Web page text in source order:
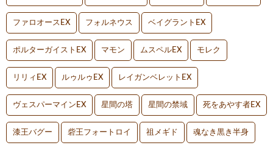
ファロオースEX フォルネウス ベイグラントEX
ポルターガイストEX マモン ムスペルEX モレク
リリィEX ルゥルゥEX レイガンベレットEX
ヴェスパーマインEX 星間の塔 星間の禁域 死をあやす者EX
漆王バグー 砦王フォートロイ 祖メギド 魂なき黒き半身